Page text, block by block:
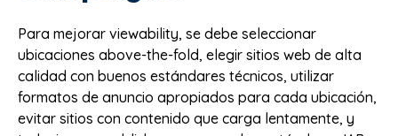
Para mejorar viewability, se debe seleccionar
ubicaciones above-the-fold, elegir sitios web de alta
calidad con buenos estándares técnicos, utilizar
formatos de anuncio apropiados para cada ubicación,
evitar sitios con contenido que carga lentamente, y